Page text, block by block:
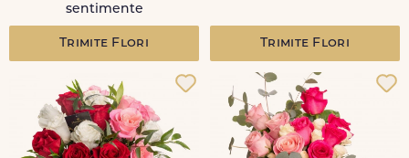
sentimente
Trimite Flori Trimite Flori